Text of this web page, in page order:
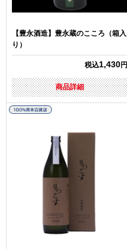
【豊永酒造】豊永蔵のこころ（箱入
り）
税込1,430円
商品詳細